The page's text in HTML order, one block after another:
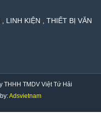
LINH KIỆN , THIẾT BỊ VĂN
THHH TMDV Việt Tứ Hải
Adsvietnam